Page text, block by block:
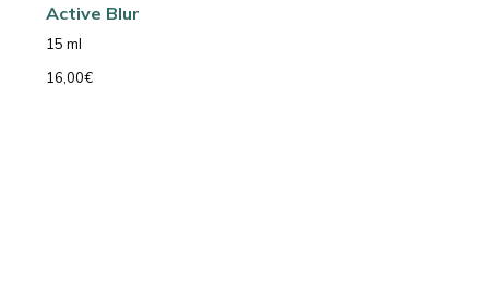
Active Blur
15 ml
16,00€